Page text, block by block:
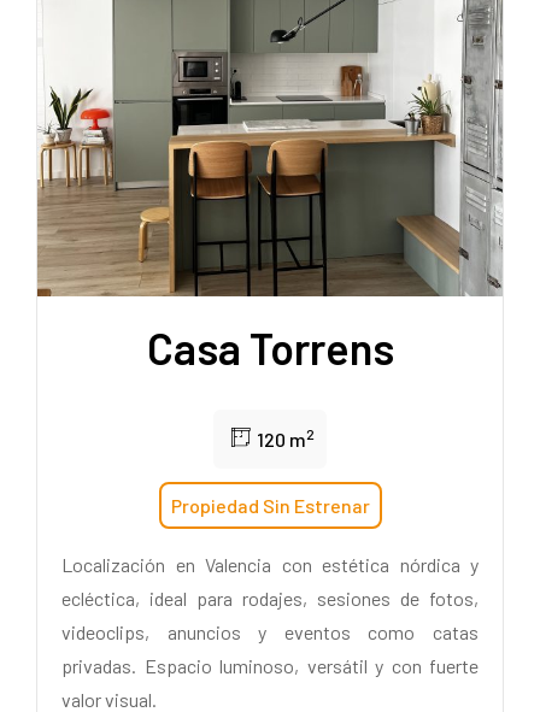
Casa Torrens
120 m2
Propiedad Sin Estrenar
Localización en Valencia con estética nórdica y
ecléctica, ideal para rodajes, sesiones de fotos,
videoclips, anuncios y eventos como catas
privadas. Espacio luminoso, versátil y con fuerte
valor visual.